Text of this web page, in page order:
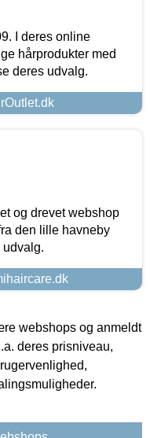
I deres online
hårprodukter med
deres udvalg.
og drevet webshop
den lille havneby
udvalg.
webshops og anmeldt
deres prisniveau,